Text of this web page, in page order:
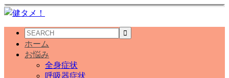
ホーム
お悩み
全身症状
呼吸器症状